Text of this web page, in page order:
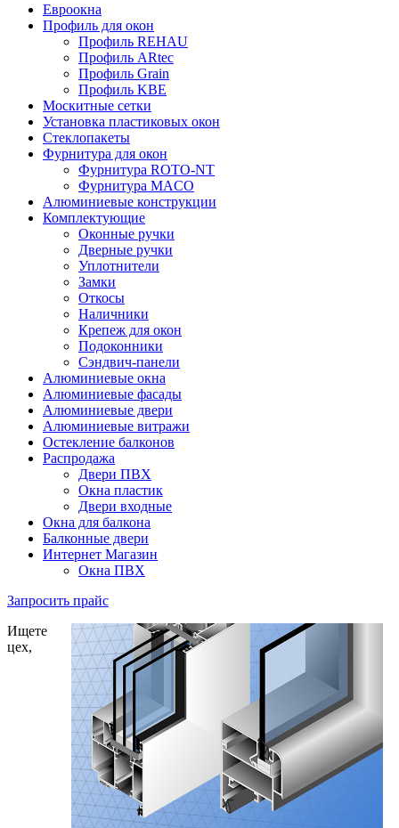
Евроокна
Профиль для окон
Профиль REHAU
Профиль ARtec
Профиль Grain
Профиль KBE
Москитные сетки
Установка пластиковых окон
Стеклопакеты
Фурнитура для окон
Фурнитура ROTO-NT
Фурнитура MACO
Алюминиевые конструкции
Комплектующие
Оконные ручки
Дверные ручки
Уплотнители
Замки
Откосы
Наличники
Крепеж для окон
Подоконники
Сэндвич-панели
Алюминиевые окна
Алюминиевые фасады
Алюминиевые двери
Алюминиевые витражи
Остекление балконов
Распродажа
Двери ПВХ
Окна пластик
Двери входные
Окна для балкона
Балконные двери
Интернет Магазин
Окна ПВХ
Запросить прайс
Ищете
цех,